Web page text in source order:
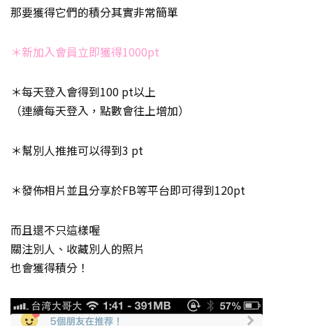
那要獲得它們的積分其實非常簡單
＊新加入會員立即獲得1000pt
＊每天登入會得到100 pt以上
（連續每天登入，點數會往上增加）
＊幫別人推推可以得到3 pt
＊發佈相片並且分享於FB等平台即可得到120pt
而且還不只這樣喔
關注別人、收藏別人的照片
也會獲得積分！